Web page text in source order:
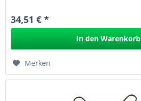
34,51 € *
In den Warenkorb
Merken